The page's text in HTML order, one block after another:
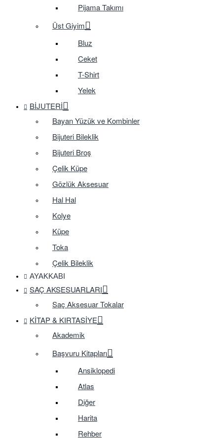
Pijama Takımı
Üst Giyim
Bluz
Ceket
T-Shirt
Yelek
BIJUTERI
Bayan Yüzük ve Kombinler
Bijuteri Bileklik
Bijuteri Broş
Çelik Küpe
Gözlük Aksesuar
Hal Hal
Kolye
Küpe
Toka
Çelik Bileklik
AYAKKABI
SAÇ AKSESUARLARI
Saç Aksesuar Tokalar
KITAP & KIRTASIYE
Akademik
Başvuru Kitapları
Ansiklopedi
Atlas
Diğer
Harita
Rehber